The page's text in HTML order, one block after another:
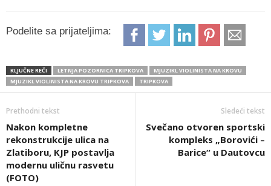
Podelite sa prijateljima:
KLJUČNE REČI LETNJA POZORNICA TRIPKOVA
MJUZIKL VIOLINISTA NA KROVU
MJUZIKL VIOLINISTA NA KROVU TRIPKOVA
TRIPKOVA
Prethodni tekst
Nakon kompletne
rekonstrukcije ulica na
Zlatiboru, KJP postavlja
modernu uličnu rasvetu
(FOTO)
Sledeći tekst
Svečano otvoren sportski
kompleks „Borovići –
Barice“ u Dautovcu